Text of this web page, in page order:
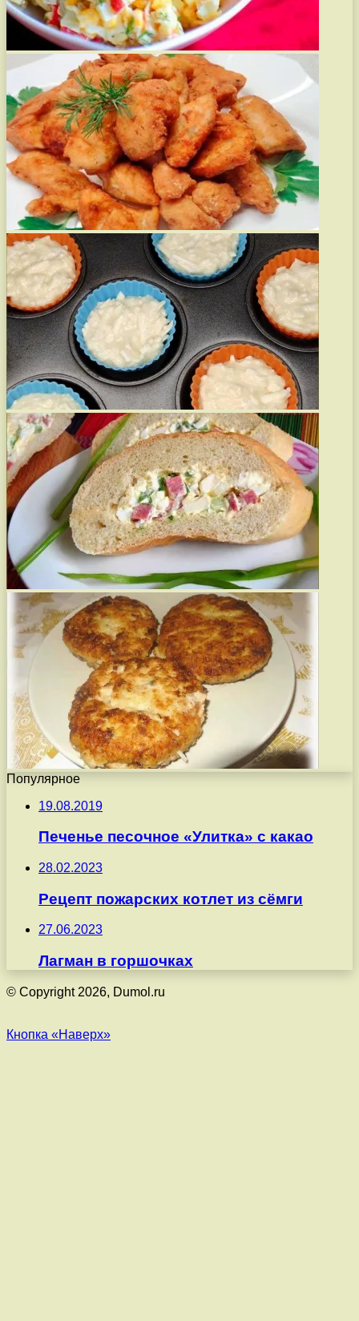
Популярное
19.08.2019
Печенье песочное «Улитка» с какао
28.02.2023
Рецепт пожарских котлет из сёмги
27.06.2023
Лагман в горшочках
© Copyright 2026, Dumol.ru
Кнопка «Наверх»